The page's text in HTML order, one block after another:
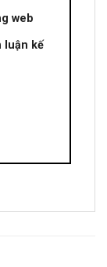
web
luận kế